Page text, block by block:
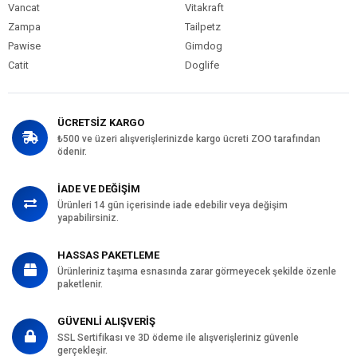
Vancat
Vitakraft
Zampa
Tailpetz
Pawise
Gimdog
Catit
Doglife
ÜCRETSİZ KARGO
₺500 ve üzeri alışverişlerinizde kargo ücreti ZOO tarafından
ödenir.
İADE VE DEĞİŞİM
Ürünleri 14 gün içerisinde iade edebilir veya değişim
yapabilirsiniz.
HASSAS PAKETLEME
Ürünleriniz taşıma esnasında zarar görmeyecek şekilde özenle
paketlenir.
GÜVENLİ ALIŞVERİŞ
SSL Sertifikası ve 3D ödeme ile alışverişleriniz güvenle
gerçekleşir.